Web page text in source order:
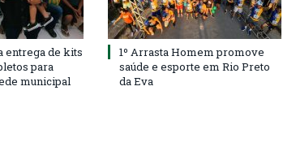
entrega de kits
para
municipal
1º Arrasta Homem promove
saúde e esporte em Rio Preto
da Eva